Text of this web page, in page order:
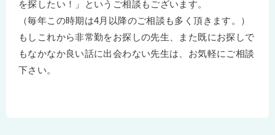
を探したい！」というご相談もございます。
（毎年この時期は4月以降のご相談も多く頂きます。）
もしこれから非常勤をお探しの先生、また既にお探しで
もなかなか良い話に出会わない先生は、お気軽にご相談
下さい。